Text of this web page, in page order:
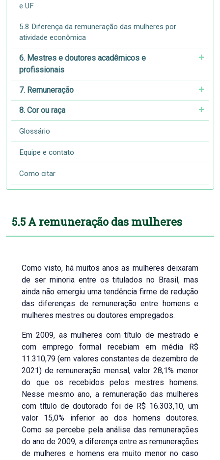
e UF
5.8 Diferença da remuneração das mulheres por
atividade econômica
6. Mestres e doutores acadêmicos e
profissionais
7. Remuneração
8. Cor ou raça
Glossário
Equipe e contato
Como citar
5.5 A remuneração das mulheres
Como visto, há muitos anos as mulheres deixaram
de ser minoria entre os titulados no Brasil, mas
ainda não emergiu uma tendência firme de redução
das diferenças de remuneração entre homens e
mulheres mestres ou doutores empregados.
Em 2009, as mulheres com título de mestrado e
com emprego formal recebiam em média R$
11.310,79 (em valores constantes de dezembro de
2021) de remuneração mensal, valor 28,1% menor
do que os recebidos pelos mestres homens.
Nesse mesmo ano, a remuneração das mulheres
com título de doutorado foi de R$ 16.303,10, um
valor 15,0% inferior ao dos homens doutores.
Como se percebe pela análise das remunerações
do ano de 2009, a diferença entre as remunerações
de mulheres e homens era muito menor no caso